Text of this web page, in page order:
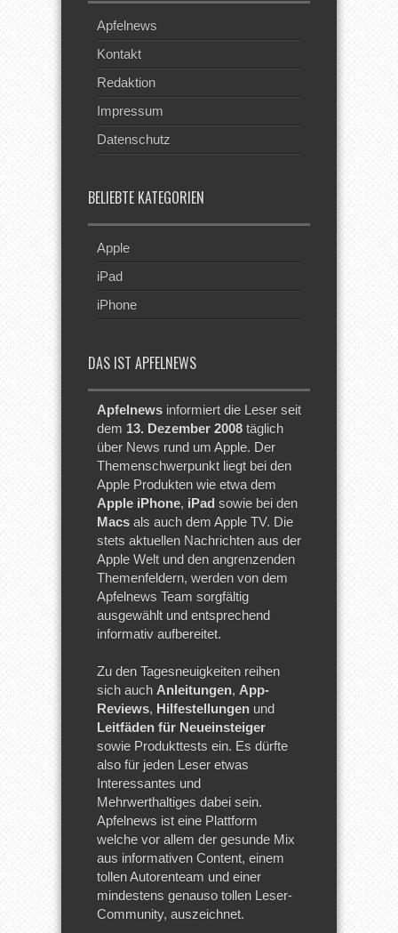
Apfelnews
Kontakt
Redaktion
Impressum
Datenschutz
BELIEBTE KATEGORIEN
Apple
iPad
iPhone
DAS IST APFELNEWS
Apfelnews informiert die Leser seit
dem 13. Dezember 2008 täglich
über News rund um Apple. Der
Themenschwerpunkt liegt bei den
Apple Produkten wie etwa dem
Apple iPhone, iPad sowie bei den
Macs als auch dem Apple TV. Die
stets aktuellen Nachrichten aus der
Apple Welt und den angrenzenden
Themenfeldern, werden von dem
Apfelnews Team sorgfältig
ausgewählt und entsprechend
informativ aufbereitet.
Zu den Tagesneuigkeiten reihen
sich auch Anleitungen, App-
Reviews, Hilfestellungen und
Leitfäden für Neueinsteiger
sowie Produkttests ein. Es dürfte
also für jeden Leser etwas
Interessantes und
Mehrwerthaltiges dabei sein.
Apfelnews ist eine Plattform
welche vor allem der gesunde Mix
aus informativen Content, einem
tollen Autorenteam und einer
mindestens genauso tollen Leser-
Community, auszeichnet.